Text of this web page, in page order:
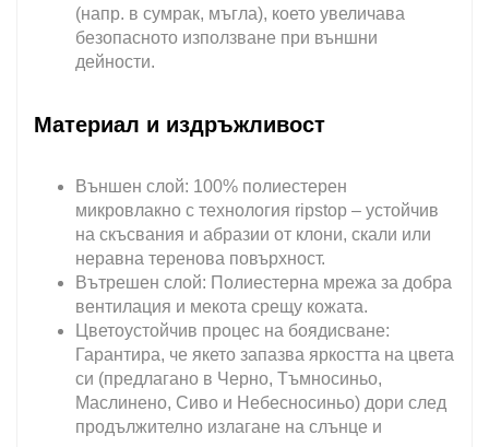
(напр. в сумрак, мъгла), което увеличава
безопасното използване при външни
дейности.
Материал и издръжливост
Външен слой: 100% полиестерен
микровлакно с технология ripstop – устойчив
на скъсвания и абразии от клони, скали или
неравна теренова повърхност.
Вътрешен слой: Полиестерна мрежа за добра
вентилация и мекота срещу кожата.
Цветоустойчив процес на боядисване:
Гарантира, че якето запазва яркостта на цвета
си (предлагано в Черно, Тъмносиньо,
Маслинено, Сиво и Небесносиньо) дори след
продължително излагане на слънце и